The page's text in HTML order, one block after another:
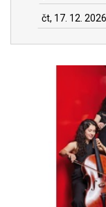
čt, 17. 12. 2026